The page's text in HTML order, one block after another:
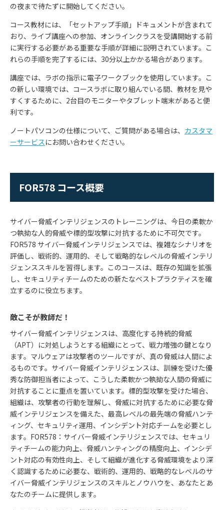
の夜まで待たずに開始してください。
コース教材には、「セットアップ手順」ドキュメントが含まれて
おり、ライブ講座への参加、オンラインクラスを受講開始する前
に実行する必要がある重要な手順が詳細に説明されています。こ
れらの手順を完了するには、 30分以上かかる場合があります。
講座では、ラボの指示に電子ワークブックを使用しています。こ
の新しい環境では、コースラボに取り組んでいる間、教材を見や
すくするために、 2台目のモニターやタブレット端末があると便
利です。
ノートパソコンの仕様について、ご質問がある場合は、 カスタマ
ーサービス にお問い合わせください。
FOR578 コース概要
サイバー脅威インテリジェンスのトレーニングは、今日の柔軟か
つ執拗な人的脅威や標的型攻撃に対抗するために不可欠です。
FOR578 サイバー脅威インテリジェンスでは、複雑なシナリオを
評価し、戦術的、運用的、そして戦略的なレベルの脅威インテリ
ジェンススキルを習得します。このコースは、既存の知識を拡張
し、セキュリティチームのための新たなベストプラクティスを確
立するのに役立ちます。
敵こそが教師だ！
サイバー脅威インテリジェンスは、高度化する持続的脅威
（APT）に対処しようとする組織にとって、戦力増強の鍵となり
ます。マルウェアは攻撃者のツールですが、真の脅威は人間によ
るものです。サイバー脅威インテリジェンスは、訓練を受けた優
秀な防御担当者によって、こうした柔軟かつ執拗な人間の脅威に
対抗することに重点を置いています。標的型攻撃を受けた場合、
組織は、攻撃者の行動を理解し、脅威に対抗するために必要な脅
威インテリジェンスを備えた、最高レベルの最先端の脅威ハンテ
ィング、セキュリティ運用、インシデント対応チームを必要とし
ます。FOR578：サイバー脅威インテリジェンスでは、セキュリ
ティチームの能力向上、脅威ハンティングの精度向上、インシデ
ント対応の有効性向上、そして組織が進化する脅威環境をより深
く認識するために必要な、戦術的、運用的、戦略的なレベルのサ
イバー脅威インテリジェンスのスキルとノウハウを、あなたとあ
なたのチームに提供します。